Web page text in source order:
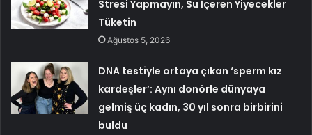
Stresi Yapmayın, Su İçeren Yiyecekler
Tüketin
Ağustos 5, 2026
DNA testiyle ortaya çıkan ‘sperm kız
kardeşler’: Aynı donörle dünyaya
gelmiş üç kadın, 30 yıl sonra birbirini
buldu